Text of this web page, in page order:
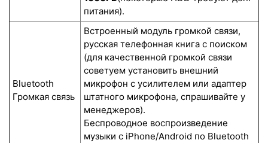
питания).
Bluetooth
Громкая связь
Встроенный модуль громкой связи,
русская телефонная книга с поиском
(для качественной громкой связи
советуем установить внешний
микрофон с усилителем или адаптер
штатного микрофона, спрашивайте у
менеджеров).
Беспроводное воспроизведение
музыки с iPhone/Android по Bluetooth